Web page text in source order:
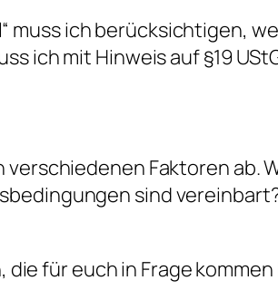
muss ich berücksichtigen,
ich mit Hinweis auf §19
Faktoren ab.
sind
für euch in Frage